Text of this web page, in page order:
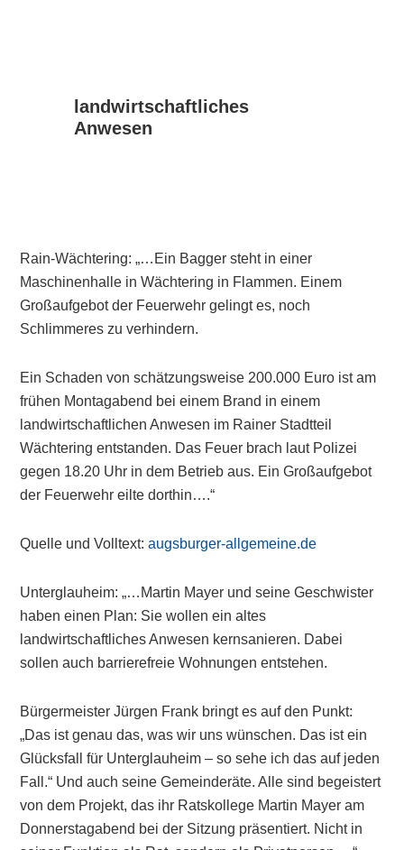
landwirtschaftliches
Anwesen
Rain-Wächtering: „…Ein Bagger steht in einer
Maschinenhalle in Wächtering in Flammen. Einem
Großaufgebot der Feuerwehr gelingt es, noch
Schlimmeres zu verhindern.
Ein Schaden von schätzungsweise 200.000 Euro ist am
frühen Montagabend bei einem Brand in einem
landwirtschaftlichen Anwesen im Rainer Stadtteil
Wächtering entstanden. Das Feuer brach laut Polizei
gegen 18.20 Uhr in dem Betrieb aus. Ein Großaufgebot
der Feuerwehr eilte dorthin….“
Quelle und Volltext:augsburger-allgemeine.de
Unterglauheim: „…Martin Mayer und seine Geschwister
haben einen Plan: Sie wollen ein altes
landwirtschaftliches Anwesen kernsanieren. Dabei
sollen auch barrierefreie Wohnungen entstehen.
Bürgermeister Jürgen Frank bringt es auf den Punkt:
„Das ist genau das, was wir uns wünschen. Das ist ein
Glücksfall für Unterglauheim – so sehe ich das auf jeden
Fall.“ Und auch seine Gemeinderäte. Alle sind begeistert
von dem Projekt, das ihr Ratskollege Martin Mayer am
Donnerstagabend bei der Sitzung präsentiert. Nicht in